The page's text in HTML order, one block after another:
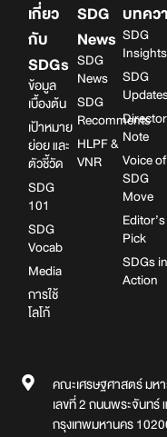
เกี่ยว
กับ
SDGs
ข้อมูล
เบื้องต้น
เป้าหมาย
ย่อย และ
ตัวชี้วัด
SDG
101
SDG
Vocab
Media
การใช้
โลโก้
SDG
News
SDG
News
SDG
Recomments
HLPF &
VNR
บทคว
SDG
Insights
SDG
Note
Voice of
SDG
Move
Editor’s
Pick
SDGs in
Action
คณะเศรษฐศาสตร์ มห
เลขที่ 2 ถนนพระจันทร์
กรุงเทพมหานคร